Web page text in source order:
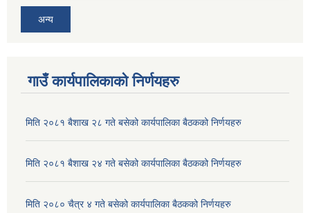
अन्य
गाउँ कार्यपालिकाको निर्णयहरु
मिति २०८१ बैशाख २८ गते बसेको कार्यपालिका बैठकको निर्णयहरु
मिति २०८१ बैशाख २४ गते बसेको कार्यपालिका बैठकको निर्णयहरु
मिति २०८० चैत्र ४ गते बसेको कार्यपालिका बैठकको निर्णयहरु